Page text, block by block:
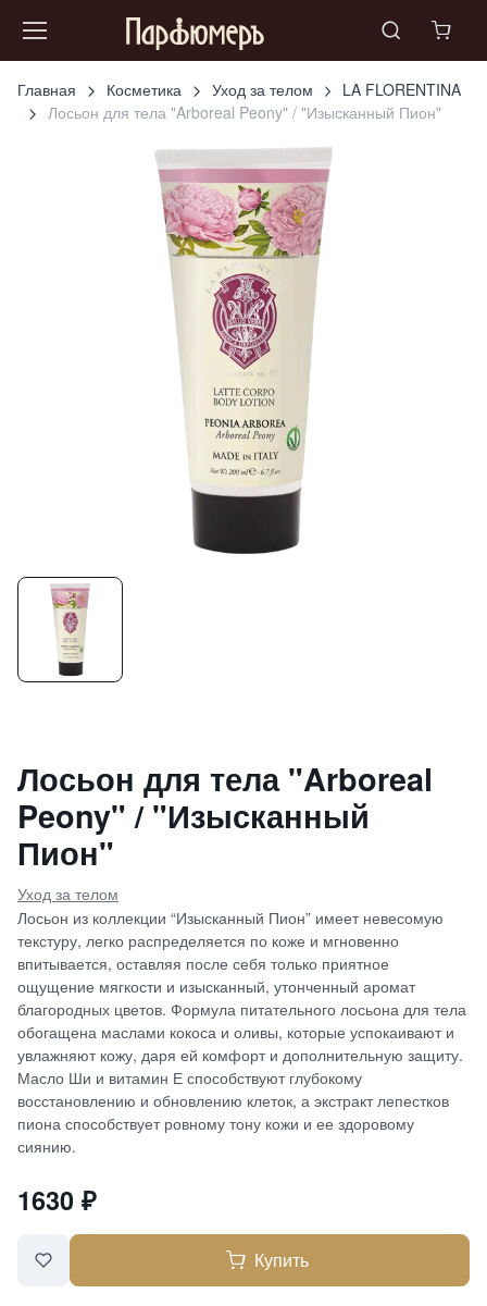
Главная Косметика Уход за телом
LA FLORENTINA
Лосьон для тела "Arboreal Peony" / "Изысканный Пион"
Лосьон для тела "Arboreal
Peony" / "Изысканный
Пион"
Уход за телом
Лосьон из коллекции “Изысканный Пион” имеет невесомую
текстуру, легко распределяется по коже и мгновенно
впитывается, оставляя после себя только приятное
ощущение мягкости и изысканный, утонченный аромат
благородных цветов. Формула питательного лосьона для тела
обогащена маслами кокоса и оливы, которые успокаивают и
увлажняют кожу, даря ей комфорт и дополнительную защиту.
Масло Ши и витамин Е способствуют глубокому
восстановлению и обновлению клеток, а экстракт лепестков
пиона способствует ровному тону кожи и ее здоровому
сиянию.
1630 ₽
Купить